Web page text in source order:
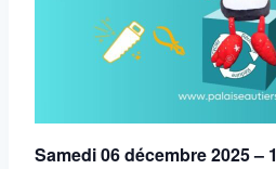
Samedi 06 décembre 2025 –